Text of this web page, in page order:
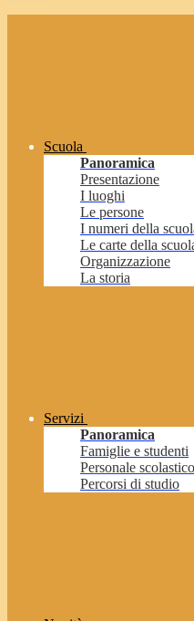
Scuola
Panoramica
Presentazione
I luoghi
Le persone
I numeri della
Le carte della
Organizzazione
La storia
Servizi
Panoramica
Famiglie e studenti
Personale scolastico
Percorsi di studio